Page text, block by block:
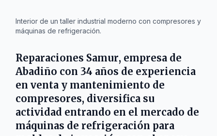
Interior de un taller industrial moderno con compresores y
máquinas de refrigeración.
Reparaciones Samur, empresa de
Abadiño con 34 años de experiencia
en venta y mantenimiento de
compresores, diversifica su
actividad entrando en el mercado de
máquinas de refrigeración para